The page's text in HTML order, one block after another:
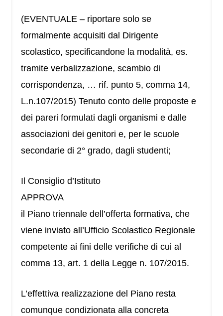
(EVENTUALE – riportare solo se
formalmente acquisiti dal Dirigente
scolastico, specificandone la modalità, es.
tramite verbalizzazione, scambio di
corrispondenza, … rif. punto 5, comma 14,
L.n.107/2015) Tenuto conto delle proposte e
dei pareri formulati dagli organismi e dalle
associazioni dei genitori e, per le scuole
secondarie di 2° grado, dagli studenti;
Il Consiglio d’Istituto
APPROVA
il Piano triennale dell’offerta formativa, che
viene inviato all’Ufficio Scolastico Regionale
competente ai fini delle verifiche di cui al
comma 13, art. 1 della Legge n. 107/2015.
L’effettiva realizzazione del Piano resta
comunque condizionata alla concreta